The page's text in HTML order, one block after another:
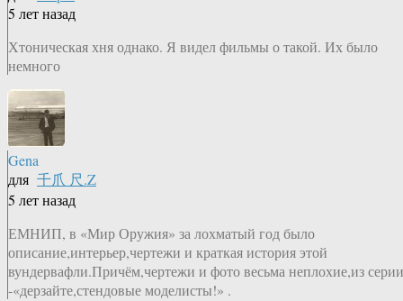
5 лет назад
Хтоническая хня однако. Я видел фильмы о такой. Их было
немного
Gena
для 千爪 尺.Z
5 лет назад
ЕМНИП, в «Мир Оружия» за лохматый год было
описание,интерьер,чертежи и краткая история этой
вундервафли.Причём,чертежи и фото весьма неплохие,из серии
-«дерзайте,стендовые моделисты!» .